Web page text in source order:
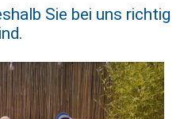
Sie bei uns richtig